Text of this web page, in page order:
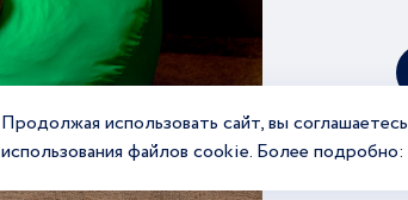
Продолжая использовать сайт, вы
использования файлов cookie. Более подробно: